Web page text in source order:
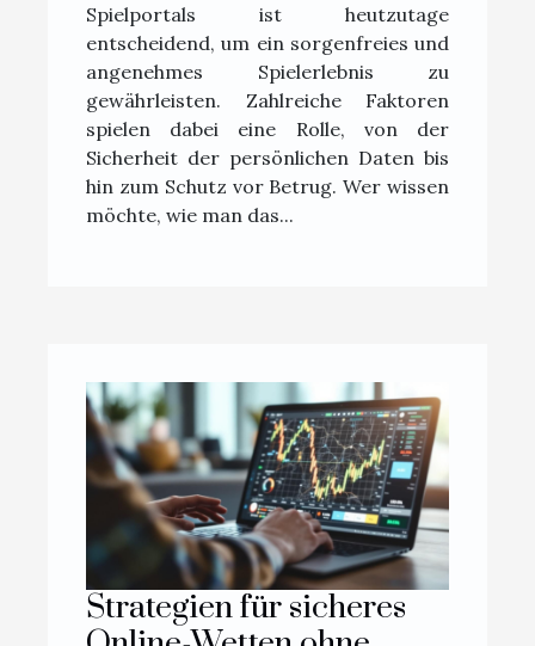
Spielportals ist heutzutage
entscheidend, um ein sorgenfreies und
angenehmes Spielerlebnis zu
gewährleisten. Zahlreiche Faktoren
spielen dabei eine Rolle, von der
Sicherheit der persönlichen Daten bis
hin zum Schutz vor Betrug. Wer wissen
möchte, wie man das...
Strategien für sicheres